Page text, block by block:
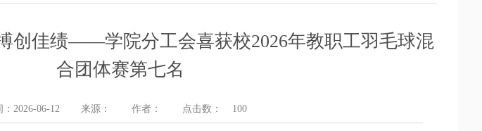
创佳绩——学院分工会喜获校2026年教职工羽毛球混
合团体赛第七名
：2026-06-12 来源： 作者： 点击数： 100